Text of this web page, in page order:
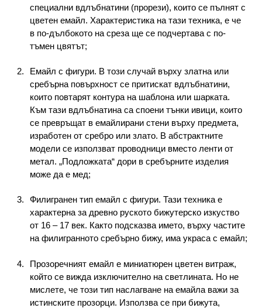
специални вдлъбнатини (прорези), които се пълнят с
цветен емайл. Характеристика на тази техника, е че
в по-дълбокото на среза ще се подчертава с по-
тъмен цвятът;
Емайл с фигури. В този случай върху златна или
сребърна повърхност се притискат вдлъбнатини,
които повтарят контура на шаблона или шарката.
Към тази вдлъбнатина са споени тънки ивици, които
се превръщат в емайлирани стени върху предмета,
изработен от сребро или злато. В абстрактните
модели се използват проводници вместо ленти от
метал. „Подложката“ дори в сребърните изделия
може да е мед;
Филигранен тип емайл с фигури. Тази техника е
характерна за древно руското бижутерско изкуство
от 16 – 17 век. Както подсказва името, върху частите
на филигранното сребърно бижу, има украса с емайл;
Прозоречният емайл е миниатюрен цветен витраж,
който се вижда изключително на светлината. Но не
мислете, че този тип наслагване на емайла важи за
истинските прозорци. Използва се при бижута,